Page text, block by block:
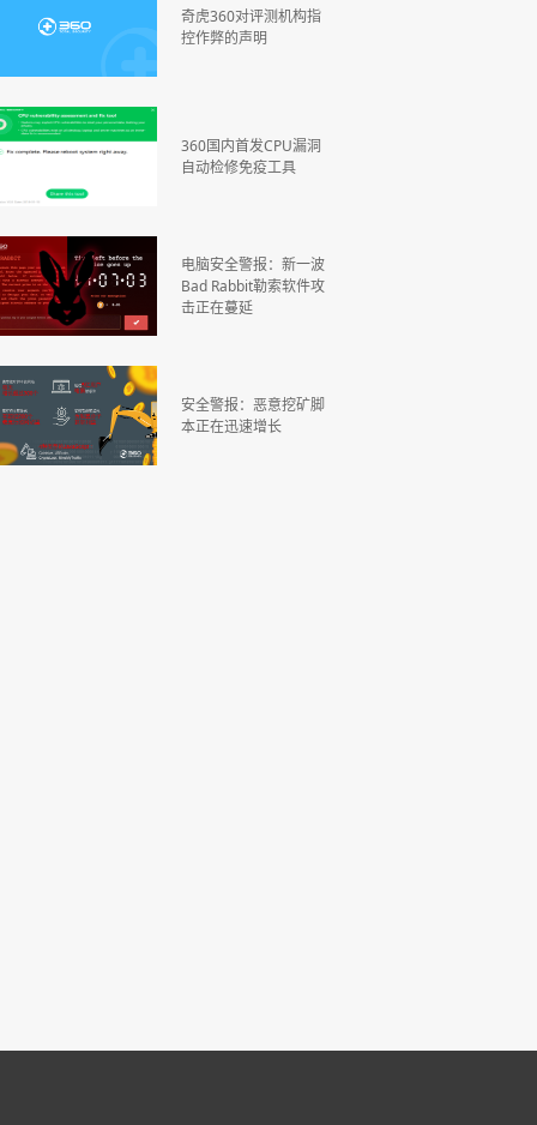
奇虎360对评测机构指
控作弊的声明
360国内首发CPU漏洞
自动检修免疫工具
电脑安全警报：新一波
Bad Rabbit勒索软件攻
击正在蔓延
安全警报：恶意挖矿脚
本正在迅速增长